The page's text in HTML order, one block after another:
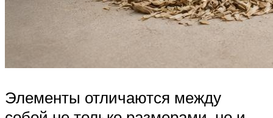
Элементы отличаются между